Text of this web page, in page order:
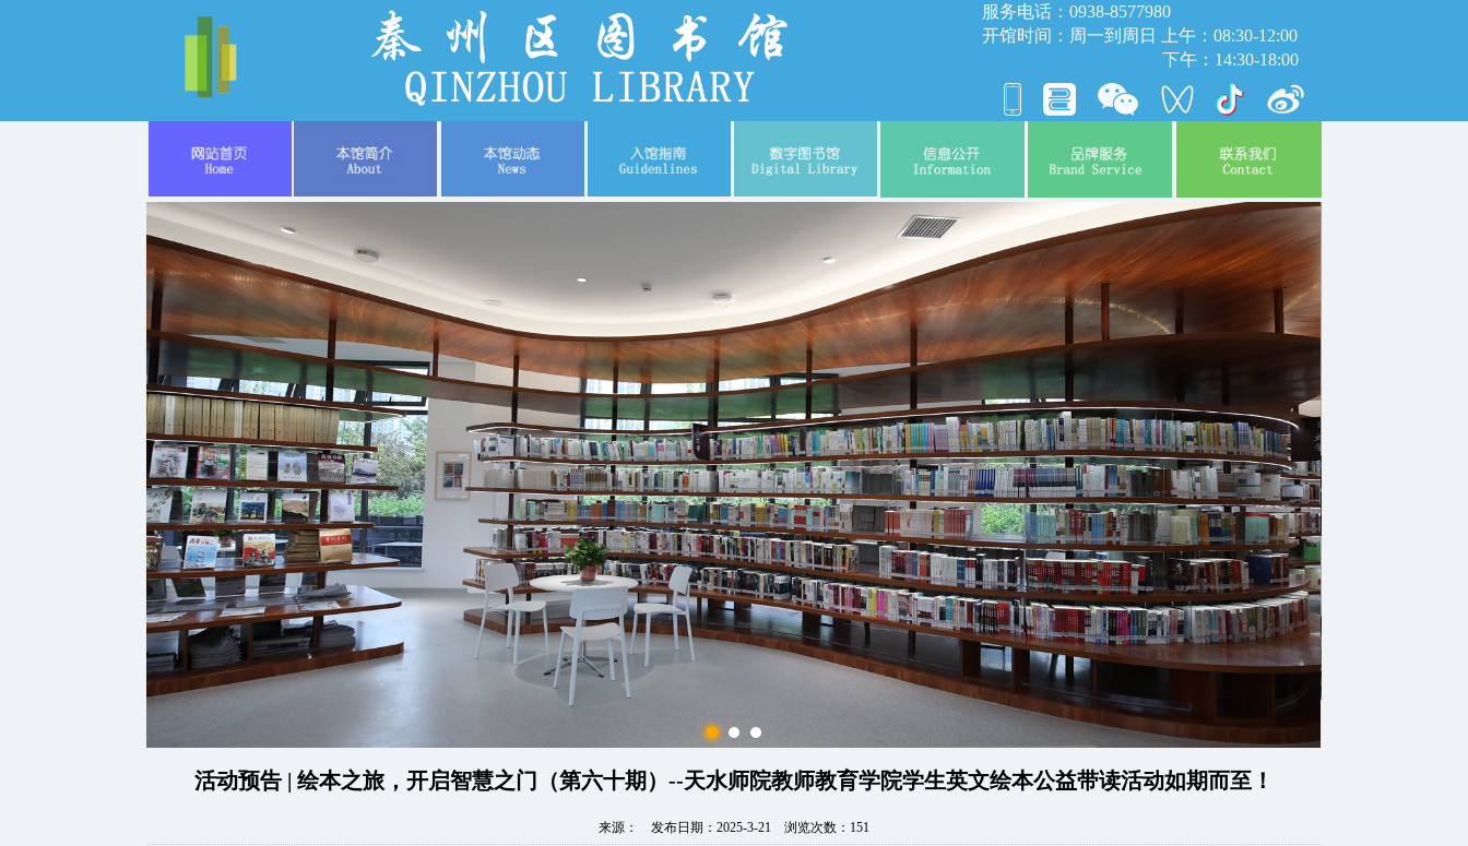
服务电话：0938-8577980
开馆时间：周一到周日 上午：08:30-12:00
下午：14:30-18:00
活动预告 | 绘本之旅，开启智慧之门（第六十期）--天水师院教师教育学院学生英文绘本公益带读活动如期而至！
来源： 发布日期：2025-3-21 浏览次数： 151